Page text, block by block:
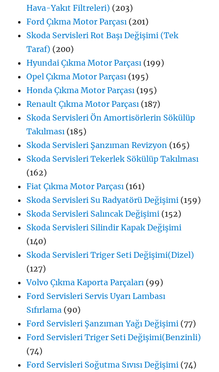
Hava-Yakıt Filtreleri) (203)
Ford Çıkma Motor Parçası (201)
Skoda Servisleri Rot Başı Değişimi (Tek
Taraf) (200)
Hyundai Çıkma Motor Parçası (199)
Opel Çıkma Motor Parçası (195)
Honda Çıkma Motor Parçası (195)
Renault Çıkma Motor Parçası (187)
Skoda Servisleri Ön Amortisörlerin Sökülüp
Takılması (185)
Skoda Servisleri Şanzıman Revizyon (165)
Skoda Servisleri Tekerlek Sökülüp Takılması
(162)
Fiat Çıkma Motor Parçası (161)
Skoda Servisleri Su Radyatörü Değişimi (159)
Skoda Servisleri Salıncak Değişimi (152)
Skoda Servisleri Silindir Kapak Değişimi
(140)
Skoda Servisleri Triger Seti Değişimi(Dizel)
(127)
Volvo Çıkma Kaporta Parçaları (99)
Ford Servisleri Servis Uyarı Lambası
Sıfırlama (90)
Ford Servisleri Şanzıman Yağı Değişimi (77)
Ford Servisleri Triger Seti Değişimi(Benzinli)
(74)
Ford Servisleri Soğutma Sıvısı Değişimi (74)